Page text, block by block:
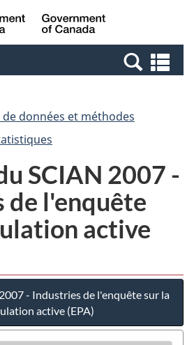
Passer
au
Passer
à
Canada
et
données et méthodes
SCIAN 2007 -
de l'enquête
active
- Industries de l'enquête sur la
active (EPA)